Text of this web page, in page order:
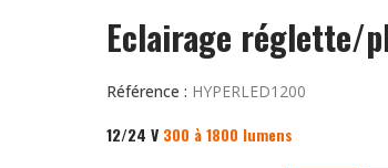
Eclairage réglette/
Référence : HYPERLED1200
12/24 V 300 à 1800 lumens